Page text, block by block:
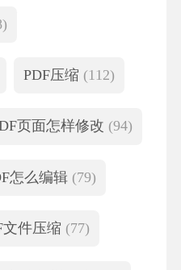
PDF压缩 (112)
页面怎样修改 (94)
怎么编辑 (79)
文件压缩 (77)